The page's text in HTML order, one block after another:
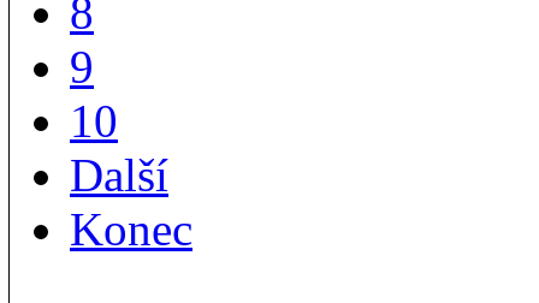
8
9
10
Další
Konec